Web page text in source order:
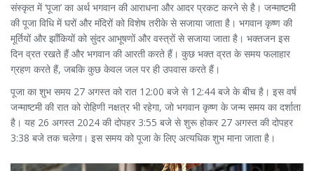
संस्कृत में ‘पूजा’ का अर्थ भगवान की आराधना और आदर प्रकट करने से है। जन्माष्टमी
की पूजा विधि में घरों और मंदिरों को विशेष तरीके से सजाया जाता है। भगवान कृष्ण की
मूर्तियों और झाँकियों को सुंदर आभूषणों और वस्त्रों से सजाया जाता है। भक्तजन इस
दिन व्रत रखते हैं और भगवान की आरती करते हैं। कुछ भक्त व्रत के समय फलाहार
ग्रहण करते हैं, जबकि कुछ केवल जल पर ही उपवास करते हैं।
पूजा का शुभ समय 27 अगस्त को रात 12:00 बजे से 12:44 बजे के बीच है। इस वर्ष
जन्माष्टमी की रात को रोहिणी नक्षत्र भी रहेगा, जो भगवान कृष्ण के जन्म समय का दर्शाता
है। यह 26 अगस्त 2024 की दोपहर 3:55 बजे से शुरू होकर 27 अगस्त की दोपहर
3:38 बजे तक चलेगा। इस समय को पूजा के लिए अत्यधिक शुभ माना जाता है।